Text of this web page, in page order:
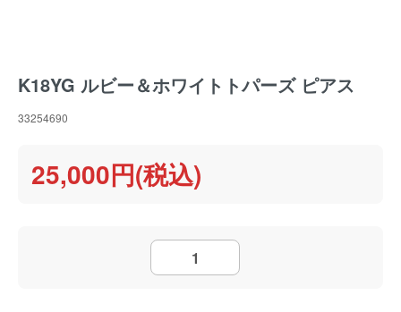
K18YG ルビー＆ホワイトトパーズ ピアス
33254690
25,000円(税込)